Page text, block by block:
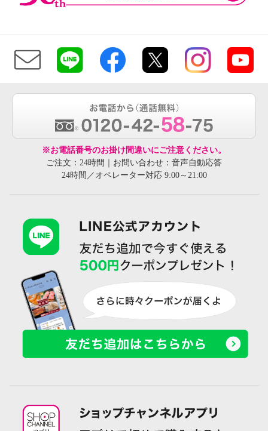
※お電話番号のお掛け間違いにご注意ください。
ご注文：24時間｜お問い合わせ：音声自動応答
24時間／オペレーター対応 9:00～21:00